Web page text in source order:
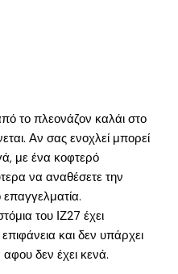
το πλεονάζον καλάι στο
Αν σας ενοχλεί μπορεί
με ένα κοφτερό
να αναθέσετε την
του ΙΖ27 έχει
και δεν υπάρχει
δεν έχει κενά.